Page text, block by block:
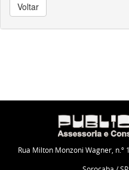
Voltar
Rua Milton Monzoni Wagner, n.º